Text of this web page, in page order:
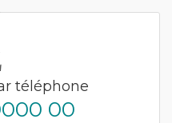
téléphone
00